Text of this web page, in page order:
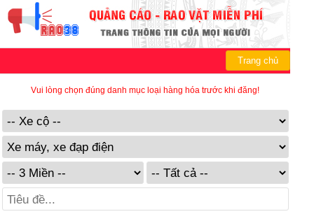
Trang chủ
Vui lòng chọn đúng danh mục loại hàng hóa trước khi đăng!